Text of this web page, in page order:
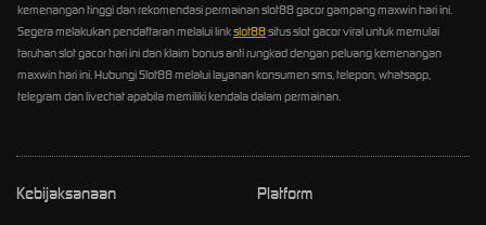
kemenangan tinggi dan rekomendasi permainan slot88 gacor gampang maxwin hari ini.
Segera melakukan pendaftaran melalui linkslot88situs slot gacor viral untuk memulai
taruhan slot gacor hari ini dan klaim bonus anti rungkad dengan peluang kemenangan
maxwin hari ini. Hubungi Slot88 melalui layanan konsumen sms, telepon, whatsapp,
telegram dan livechat apabila memiliki kendala dalam permainan.
Kebijaksanaan Platform